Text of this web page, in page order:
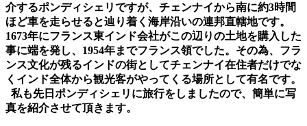
介するポンディシェリですが、チェンナイから南に約3時間
ほど車を走らせると辿り着く海岸沿いの連邦直轄地です。
1673年にフランス東インド会社がこの辺りの土地を購入した
事に端を発し、1954年までフランス領でした。その為、フラ
ンス文化が残るインドの街としてチェンナイ在住者だけでな
くインド全体から観光客がやってくる場所として有名です。
私も先日ポンディシェリに旅行をしましたので、簡単に写
真を紹介させて頂きます。